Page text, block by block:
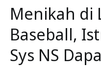
Menikah di
Baseball,
Sys NS